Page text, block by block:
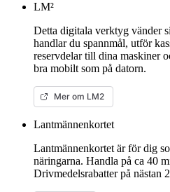
LM²
Detta digitala verktyg vänder
handlar du spannmål, utför
reservdelar till dina maskiner
bra mobilt som på datorn.
Mer om LM2
Lantmännenkortet
Lantmännenkortet är för dig
näringarna. Handla på ca 40
Drivmedelsrabatter på nästan